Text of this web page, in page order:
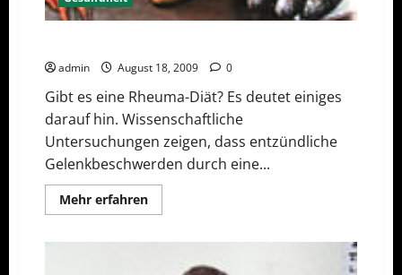
admin August 18, 2009 0
Gibt es eine Rheuma-Diät? Es deutet einiges
darauf hin. Wissenschaftliche
Untersuchungen zeigen, dass entzündliche
Gelenkbeschwerden durch eine...
Mehr erfahrenMehr
Informationen
Rheuma,